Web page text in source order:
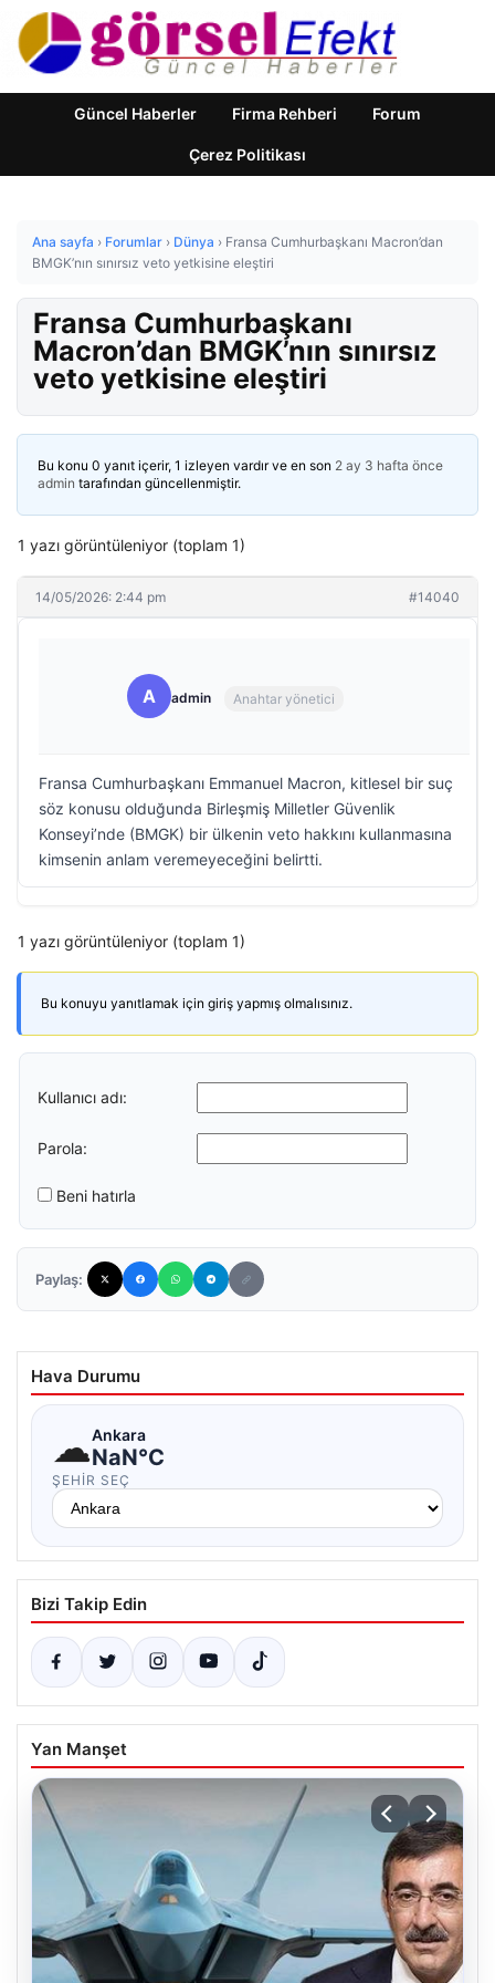
Güncel Haberler Firma Rehberi Forum
Çerez Politikası
Ana sayfa › Forumlar › Dünya › Fransa Cumhurbaşkanı Macron’dan
BMGK’nın sınırsız veto yetkisine eleştiri
Fransa Cumhurbaşkanı
Macron’dan BMGK’nın sınırsız
veto yetkisine eleştiri
Bu konu 0 yanıt içerir, 1 izleyen vardır ve en son 2 ay 3 hafta önce
admin tarafından güncellenmiştir.
1 yazı görüntüleniyor (toplam 1)
14/05/2026: 2:44 pm #14040
A admin Anahtar yönetici
Fransa Cumhurbaşkanı Emmanuel Macron, kitlesel bir suç
söz konusu olduğunda Birleşmiş Milletler Güvenlik
Konseyi’nde (BMGK) bir ülkenin veto hakkını kullanmasına
kimsenin anlam veremeyeceğini belirtti.
1 yazı görüntüleniyor (toplam 1)
Bu konuyu yanıtlamak için giriş yapmış olmalısınız.
Kullanıcı adı:
Parola:
Beni hatırla
Paylaş:
Hava Durumu
☁Ankara
NaN°C
ŞEHIR SEÇ
Bizi Takip Edin
Yan Manşet